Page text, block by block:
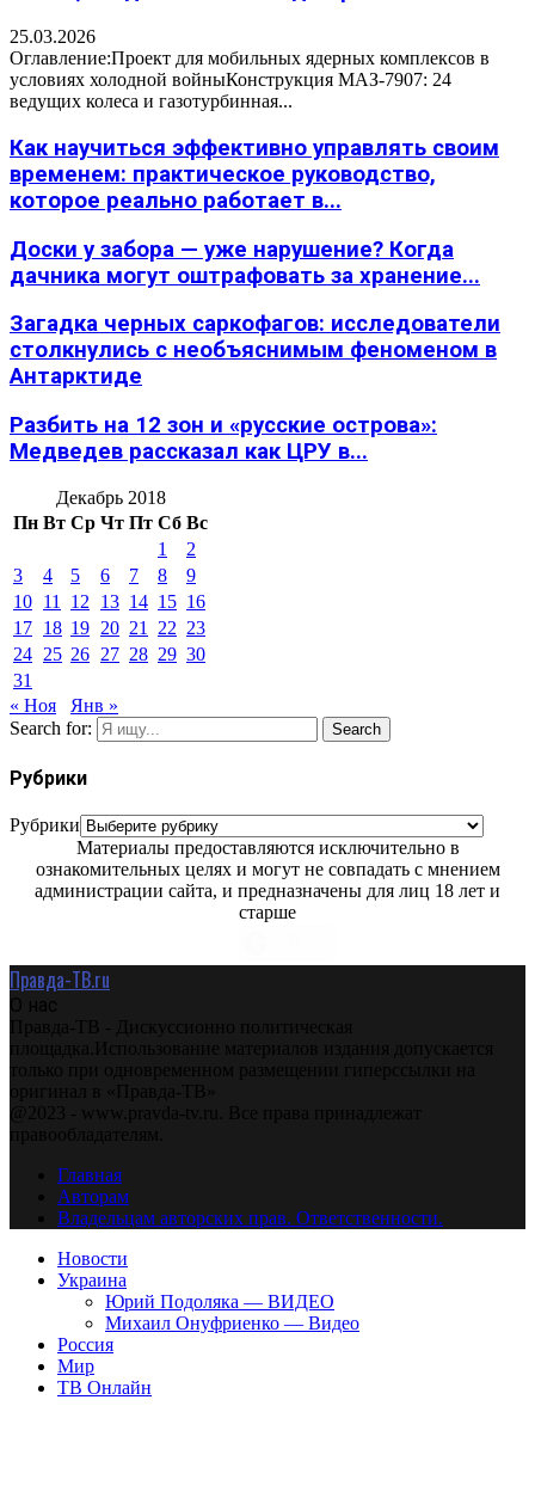
25.03.2026
Оглавление:Проект для мобильных ядерных комплексов в
условиях холодной войныКонструкция МАЗ-7907: 24
ведущих колеса и газотурбинная...
Как научиться эффективно управлять своим
временем: практическое руководство,
которое реально работает в...
Доски у забора — уже нарушение? Когда
дачника могут оштрафовать за хранение...
Загадка черных саркофагов: исследователи
столкнулись с необъяснимым феноменом в
Антарктиде
Разбить на 12 зон и «русские острова»:
Медведев рассказал как ЦРУ в...
Декабрь 2018
Пн Вт Ср Чт Пт Сб Вс
1
2
3
4 5 6 7 8
9
10 11 12 13 14 15 16
17 18 19 20 21 22 23
24 25 26 27 28 29 30
31
« Ноя
Янв »
Search for:
Search
Рубрики
Рубрики
Материалы предоставляются исключительно в
ознакомительных целях и могут не совпадать с мнением
администрации сайта, и предназначены для лиц 18 лет и
старше
Правда-ТВ.ru
О нас
Правда-ТВ - Дискуссионно политическая
площадка.Использование материалов издания допускается
только при одновременном размещении гиперссылки на
оригинал в «Правда-ТВ»
@2023 - www.pravda-tv.ru. Все права принадлежат
правообладателям.
Главная
Авторам
Владельцам авторских прав. Ответственности.
Новости
Украина
Юрий Подоляка — ВИДЕО
Михаил Онуфриенко — Видео
Россия
Мир
ТВ Онлайн